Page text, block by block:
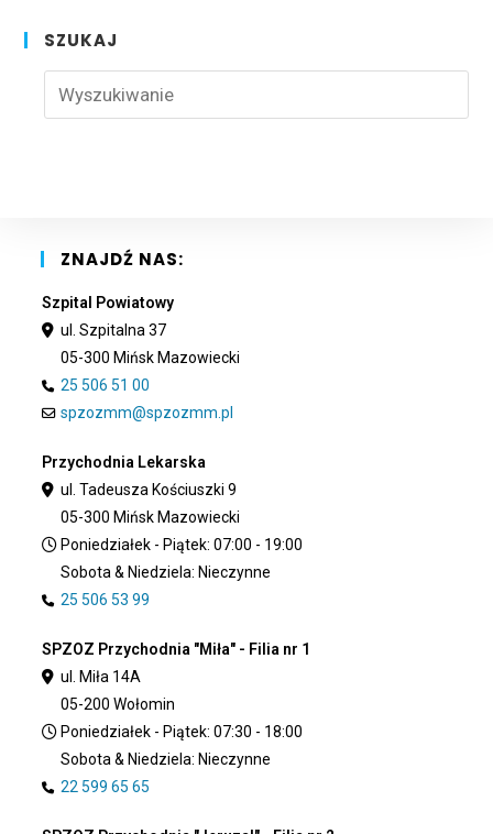
SZUKAJ
ZNAJDŹ NAS:
Szpital Powiatowy
ul. Szpitalna 37
05-300 Mińsk Mazowiecki
25 506 51 00
spzozmm@spzozmm.pl
Przychodnia Lekarska
ul. Tadeusza Kościuszki 9
05-300 Mińsk Mazowiecki
Poniedziałek - Piątek: 07:00 - 19:00
Sobota & Niedziela: Nieczynne
25 506 53 99
SPZOZ Przychodnia "Miła" - Filia nr 1
ul. Miła 14A
05-200 Wołomin
Poniedziałek - Piątek: 07:30 - 18:00
Sobota & Niedziela: Nieczynne
22 599 65 65